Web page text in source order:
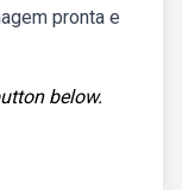
pronta e
below.